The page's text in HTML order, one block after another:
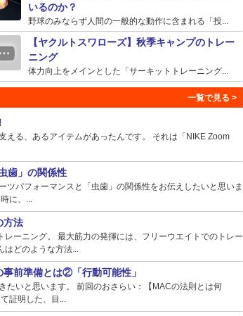
いるのか？
野球のみならず人間の一般的な動作に含まれる「投...
【ヤクルトスワローズ】秋季キャンプのトレー
ニング
体力向上をメインとした「サーキットトレーニング...
える、あるアイテムがあったんです。 それは「NIKE Zoom
歯」の関係性
パフォーマンスと「虫歯」の関係性をお伝えしたいと思いま
に、...
方法
ーニング。 最大筋力の発揮には、フリーウエイトでのトレー
どのような方法...
事前準備とは②「行動可能性」
たいと思います。 前回のおさらい：【MACの法則とは何
証明した、目...